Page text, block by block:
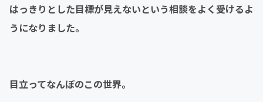
はっきりとした目標が見えないという相談をよく受けるよ
うになりました。
目立ってなんぼのこの世界。